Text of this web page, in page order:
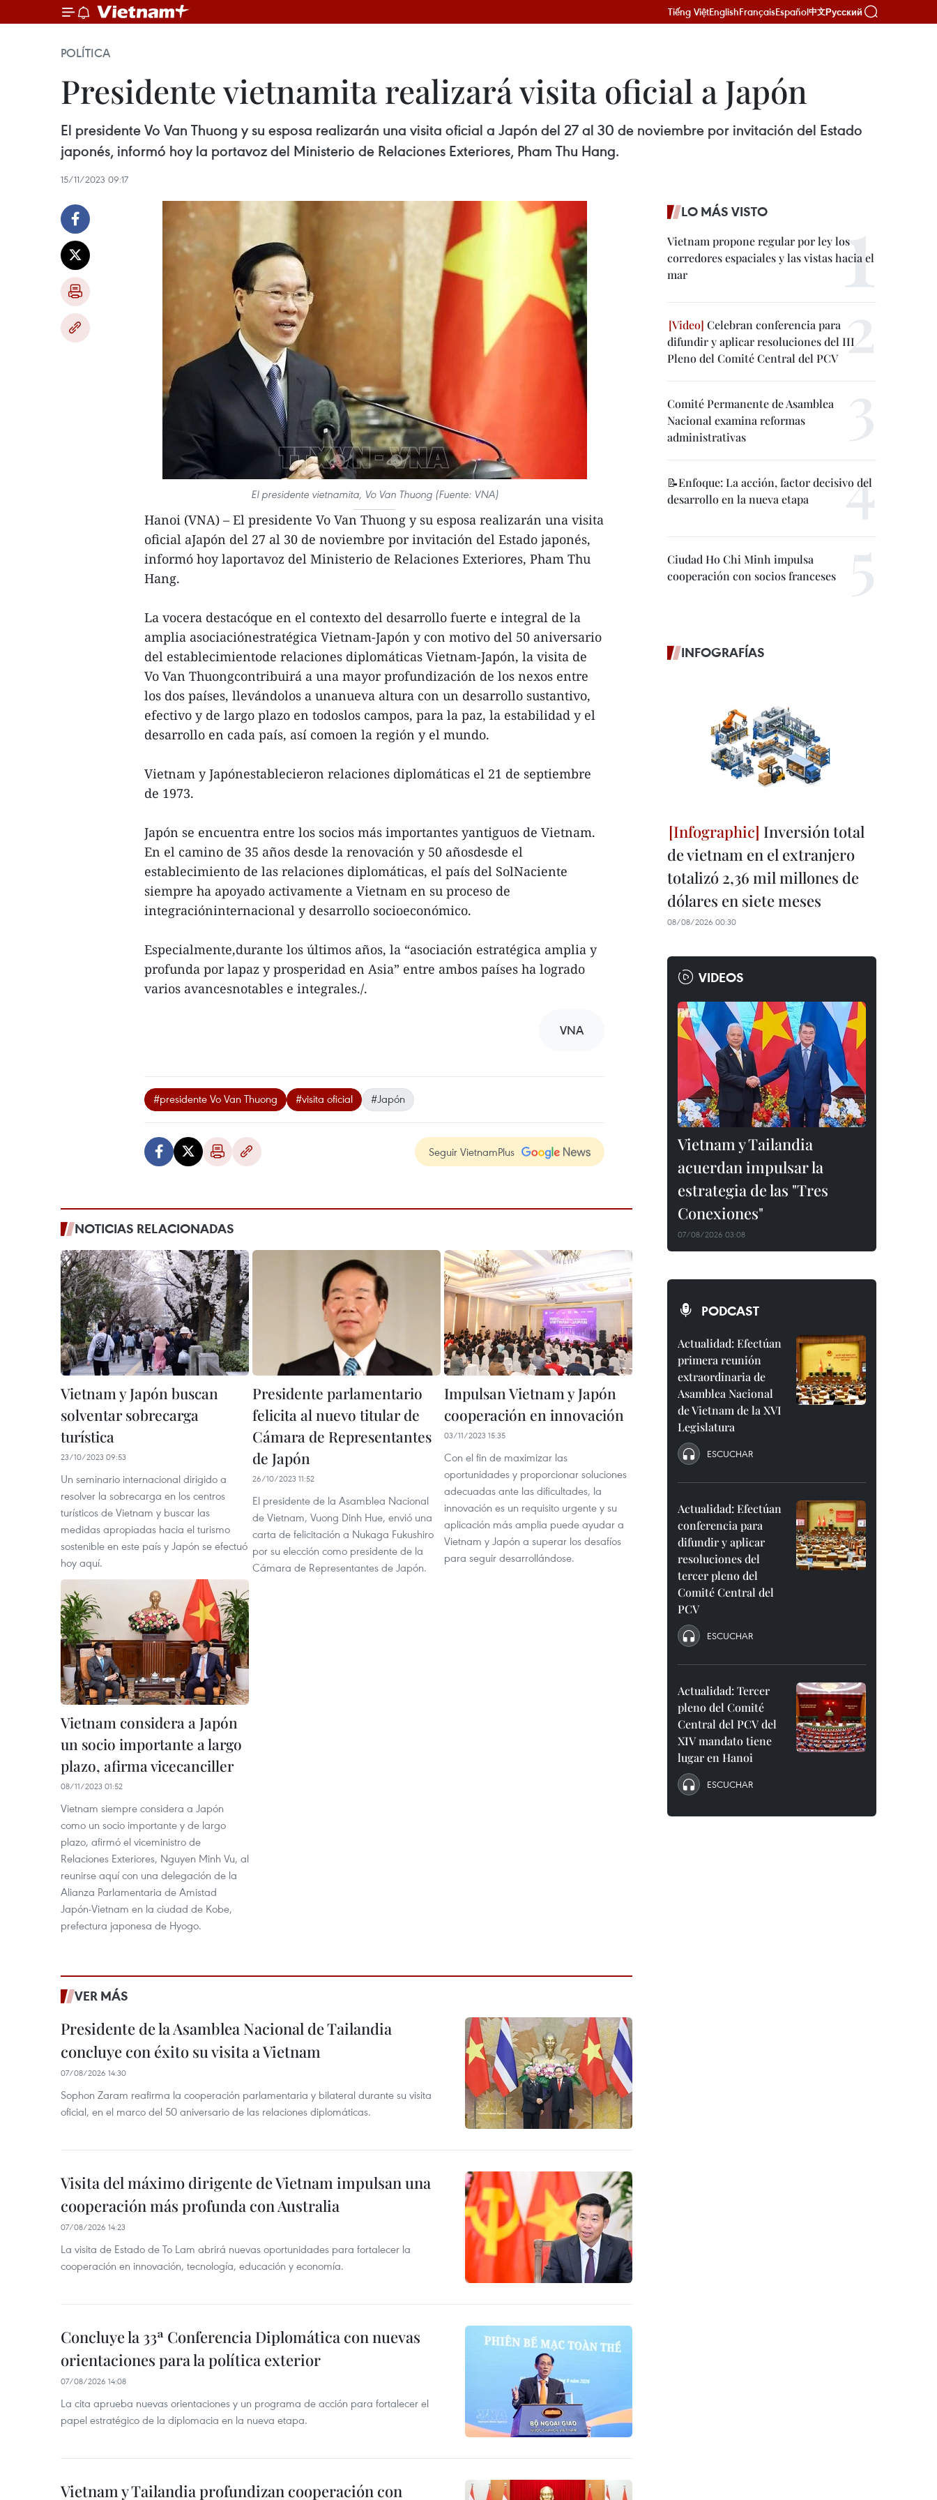
Tiếng ViệtEnglishFrançaisEspañol中文Русский
POLÍTICA
Presidente vietnamita realizará visita oficial a Japón
El presidente Vo Van Thuong y su esposa realizarán una visita oficial a Japón del 27 al 30 de noviembre por invitación del Estado
japonés, informó hoy la portavoz del Ministerio de Relaciones Exteriores, Pham Thu Hang.
15/11/2023 09:17
El presidente vietnamita, Vo Van Thuong (Fuente: VNA)
Hanoi (VNA) – El presidente Vo Van Thuong y su esposa realizarán una visita
oficial aJapón del 27 al 30 de noviembre por invitación del Estado japonés,
informó hoy laportavoz del Ministerio de Relaciones Exteriores, Pham Thu
Hang.
La vocera destacóque en el contexto del desarrollo fuerte e integral de la
amplia asociaciónestratégica Vietnam-Japón y con motivo del 50 aniversario
del establecimientode relaciones diplomáticas Vietnam-Japón, la visita de
Vo Van Thuongcontribuirá a una mayor profundización de los nexos entre
los dos países, llevándolos a unanueva altura con un desarrollo sustantivo,
efectivo y de largo plazo en todoslos campos, para la paz, la estabilidad y el
desarrollo en cada país, así comoen la región y el mundo.
Vietnam y Japónestablecieron relaciones diplomáticas el 21 de septiembre
de 1973.
Japón se encuentra entre los socios más importantes yantiguos de Vietnam.
En el camino de 35 años desde la renovación y 50 añosdesde el
establecimiento de las relaciones diplomáticas, el país del SolNaciente
siempre ha apoyado activamente a Vietnam en su proceso de
integracióninternacional y desarrollo socioeconómico.
Especialmente,durante los últimos años, la “asociación estratégica amplia y
profunda por lapaz y prosperidad en Asia” entre ambos países ha logrado
varios avancesnotables e integrales./.
VNA
#presidente Vo Van Thuong #visita oficial #Japón
Seguir VietnamPlus
NOTICIAS RELACIONADAS
Vietnam y Japón buscan
solventar sobrecarga
turística
23/10/2023 09:53
Un seminario internacional dirigido a
resolver la sobrecarga en los centros
turísticos de Vietnam y buscar las
medidas apropiadas hacia el turismo
sostenible en este país y Japón se efectuó
hoy aquí.
Presidente parlamentario
felicita al nuevo titular de
Cámara de Representantes
de Japón
26/10/2023 11:52
El presidente de la Asamblea Nacional
de Vietnam, Vuong Dinh Hue, envió una
carta de felicitación a Nukaga Fukushiro
por su elección como presidente de la
Cámara de Representantes de Japón.
Impulsan Vietnam y Japón
cooperación en innovación
03/11/2023 15:35
Con el fin de maximizar las
oportunidades y proporcionar soluciones
adecuadas ante las dificultades, la
innovación es un requisito urgente y su
aplicación más amplia puede ayudar a
Vietnam y Japón a superar los desafíos
para seguir desarrollándose.
Vietnam considera a Japón
un socio importante a largo
plazo, afirma vicecanciller
08/11/2023 01:52
Vietnam siempre considera a Japón
como un socio importante y de largo
plazo, afirmó el viceministro de
Relaciones Exteriores, Nguyen Minh Vu, al
reunirse aquí con una delegación de la
Alianza Parlamentaria de Amistad
Japón-Vietnam en la ciudad de Kobe,
prefectura japonesa de Hyogo.
VER MÁS
Presidente de la Asamblea Nacional de Tailandia
concluye con éxito su visita a Vietnam
07/08/2026 14:30
Sophon Zaram reafirma la cooperación parlamentaria y bilateral durante su visita
oficial, en el marco del 50 aniversario de las relaciones diplomáticas.
Visita del máximo dirigente de Vietnam impulsan una
cooperación más profunda con Australia
07/08/2026 14:23
La visita de Estado de To Lam abrirá nuevas oportunidades para fortalecer la
cooperación en innovación, tecnología, educación y economía.
Concluye la 33ª Conferencia Diplomática con nuevas
orientaciones para la política exterior
07/08/2026 14:08
La cita aprueba nuevas orientaciones y un programa de acción para fortalecer el
papel estratégico de la diplomacia en la nueva etapa.
Vietnam y Tailandia profundizan cooperación con
LO MÁS VISTO
Vietnam propone regular por ley los
corredores espaciales y las vistas hacia el
mar
Celebran conferencia para
difundir y aplicar resoluciones del III
Pleno del Comité Central del PCV
Comité Permanente de Asamblea
Nacional examina reformas
administrativas
📝Enfoque: La acción, factor decisivo del
desarrollo en la nueva etapa
Ciudad Ho Chi Minh impulsa
cooperación con socios franceses
INFOGRAFÍAS
Inversión total
de vietnam en el extranjero
totalizó 2,36 mil millones de
dólares en siete meses
08/08/2026 00:30
VIDEOS
Vietnam y Tailandia
acuerdan impulsar la
estrategia de las "Tres
Conexiones"
07/08/2026 03:08
PODCAST
Actualidad: Efectúan
primera reunión
extraordinaria de
Asamblea Nacional
de Vietnam de la XVI
Legislatura
ESCUCHAR
Actualidad: Efectúan
conferencia para
difundir y aplicar
resoluciones del
tercer pleno del
Comité Central del
PCV
ESCUCHAR
Actualidad: Tercer
pleno del Comité
Central del PCV del
XIV mandato tiene
lugar en Hanoi
ESCUCHAR